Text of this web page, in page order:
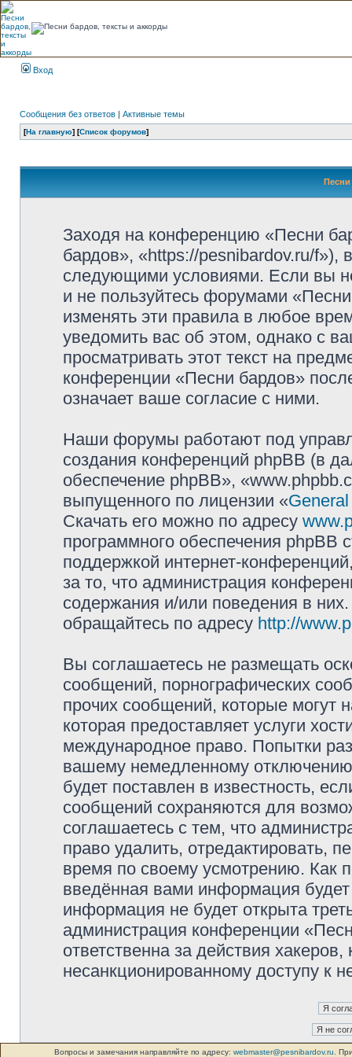
Вход
Сообщения без ответов | Активные темы
[На главную] [Список форумов]
Песни
Заходя на конференцию «Песни
бардов», «https://pesnibardov.ru/f»),
следующими условиями. Если вы
и не пользуйтесь форумами
изменять эти правила в любое
уведомить вас об этом, однако с
просматривать этот текст на
конференции «Песни бардов»
означает ваше согласие с ними.
Наши форумы работают под
создания конференций phpBB (в
обеспечение phpBB»,
выпущенного по лицензии «
Скачать его можно по адресу
программного обеспечения phpBB
поддержкой интернет-
за то, что администрация
содержания и/или поведения в
обращайтесь по адресу http://
Вы соглашаетесь не размещать
сообщений, порнографических
прочих сообщений, которые могут
которая предоставляет услуги
международное право. Попытки
вашему немедленному
будет поставлен в известность,
сообщений сохраняются для
соглашаетесь с тем, что
право удалить, отредактировать,
время по своему усмотрению. Как
введённая вами информация
информация не будет открыта
администрация конференции
ответственна за действия
несанкционированному доступу к
Вопросы и замечания направляйте по адресу: webmaster@pesnibardov.ru .